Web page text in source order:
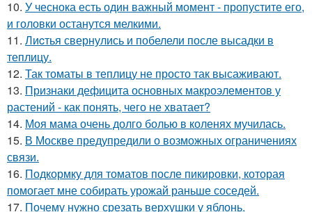
10. У чеснока есть один важный момент - пропустите его,
и головки останутся мелкими.
11. Лиcтья свернулись и побелели после высадки в
теплицу.
12. Так томаты в теплицу не просто так высаживают.
13. Признаки дефицита основных макроэлементов у
растений - как понять, чего не хватает?
14. Моя мама очень долго болью в коленях мучилась.
15. В Москве предупредили о возможных ограничениях
связи.
16. Подкормку для томатов после пикировки, которая
помогает мне собирать урожай раньше соседей.
17. Почему нужно срезать верхушки у яблонь.